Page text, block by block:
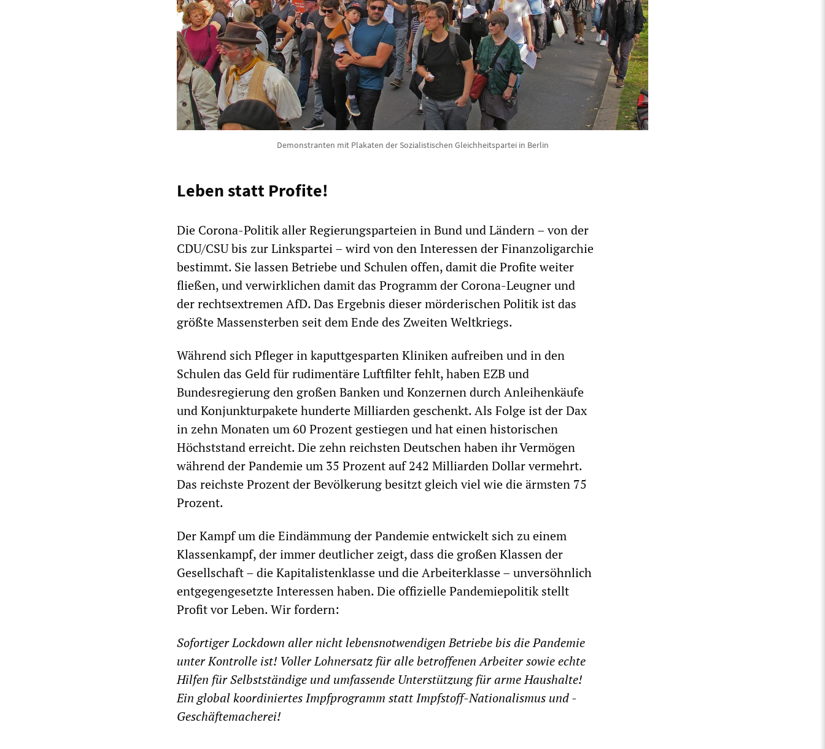
Demonstranten mit Plakaten der Sozialistischen Gleichheitspartei in Berlin
Leben statt Profite!
Die Corona-Politik aller Regierungsparteien in Bund und Ländern – von der
CDU/CSU bis zur Linkspartei – wird von den Interessen der Finanzoligarchie
bestimmt. Sie lassen Betriebe und Schulen offen, damit die Profite weiter
fließen, und verwirklichen damit das Programm der Corona-Leugner und
der rechtsextremen AfD. Das Ergebnis dieser mörderischen Politik ist das
größte Massensterben seit dem Ende des Zweiten Weltkriegs.
Während sich Pfleger in kaputtgesparten Kliniken aufreiben und in den
Schulen das Geld für rudimentäre Luftfilter fehlt, haben EZB und
Bundesregierung den großen Banken und Konzernen durch Anleihenkäufe
und Konjunkturpakete hunderte Milliarden geschenkt. Als Folge ist der Dax
in zehn Monaten um 60 Prozent gestiegen und hat einen historischen
Höchststand erreicht. Die zehn reichsten Deutschen haben ihr Vermögen
während der Pandemie um 35 Prozent auf 242 Milliarden Dollar vermehrt.
Das reichste Prozent der Bevölkerung besitzt gleich viel wie die ärmsten 75
Prozent.
Der Kampf um die Eindämmung der Pandemie entwickelt sich zu einem
Klassenkampf, der immer deutlicher zeigt, dass die großen Klassen der
Gesellschaft – die Kapitalistenklasse und die Arbeiterklasse – unversöhnlich
entgegengesetzte Interessen haben. Die offizielle Pandemiepolitik stellt
Profit vor Leben. Wir fordern:
Sofortiger Lockdown aller nicht lebensnotwendigen Betriebe bis die Pandemie
unter Kontrolle ist! Voller Lohnersatz für alle betroffenen Arbeiter sowie echte
Hilfen für Selbstständige und umfassende Unterstützung für arme Haushalte!
Ein global koordiniertes Impfprogramm statt Impfstoff-Nationalismus und -
Geschäftemacherei!